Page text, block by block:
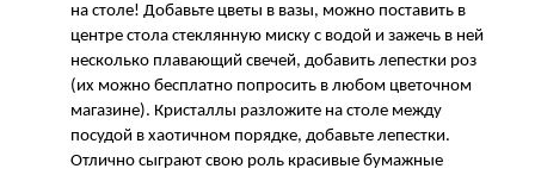
на столе! Добавьте цветы в вазы, можно поставить в
центре стола стеклянную миску с водой и зажечь в ней
несколько плавающий свечей, добавить лепестки роз
(их можно бесплатно попросить в любом цветочном
магазине). Кристаллы разложите на столе между
посудой в хаотичном порядке, добавьте лепестки.
Отлично сыграют свою роль красивые бумажные